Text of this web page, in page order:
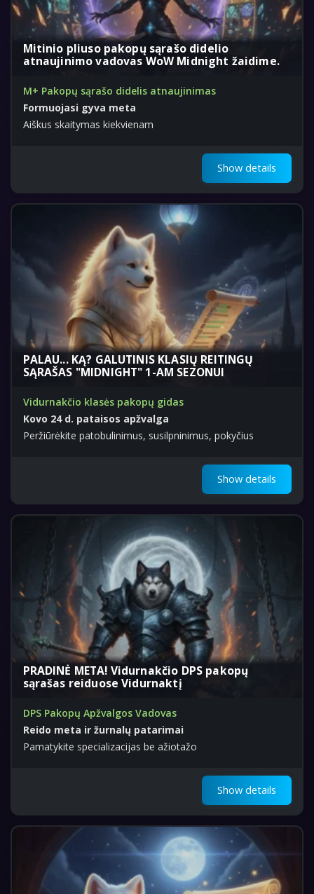
Mitinio pliuso pakopų sąrašo didelio
atnaujinimo vadovas WoW Midnight žaidime.
M+ Pakopų sąrašo didelis atnaujinimas
Formuojasi gyva meta
Aiškus skaitymas kiekvienam
Show details
PALAU... KĄ? GALUTINIS KLASIŲ REITINGŲ
SĄRAŠAS "MIDNIGHT" 1-AM SEZONUI
Vidurnakčio klasės pakopų gidas
Kovo 24 d. pataisos apžvalga
Peržiūrėkite patobulinimus, susilpninimus, pokyčius
Show details
PRADINĖ META! Vidurnakčio DPS pakopų
sąrašas reiduose Vidurnaktį
DPS Pakopų Apžvalgos Vadovas
Reido meta ir žurnalų patarimai
Pamatykite specializacijas be ažiotažo
Show details